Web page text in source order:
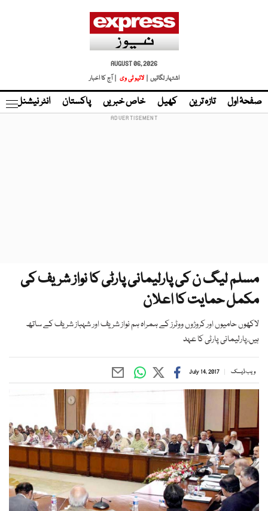
AUGUST 06, 2026
اشتہار لگائیں |
لائیو ٹی وی | آج کا اخبار
صفحۂ اول تازہ ترین کھیل خاص خبریں پاکستان انٹر نیشنل
مسلم لیگ ن کی پارلیمانی پارٹی کا نواز شریف کی
مکمل حمایت کا اعلان
لاکھوں حامیوں اور کروڑوں ووٹرز کے ہمراہ ہم نواز شریف اور شہباز شریف کے ساتھ
ہیں،پارلیمانی پارٹی کا عہد
ویب ڈیسک July 14, 2017